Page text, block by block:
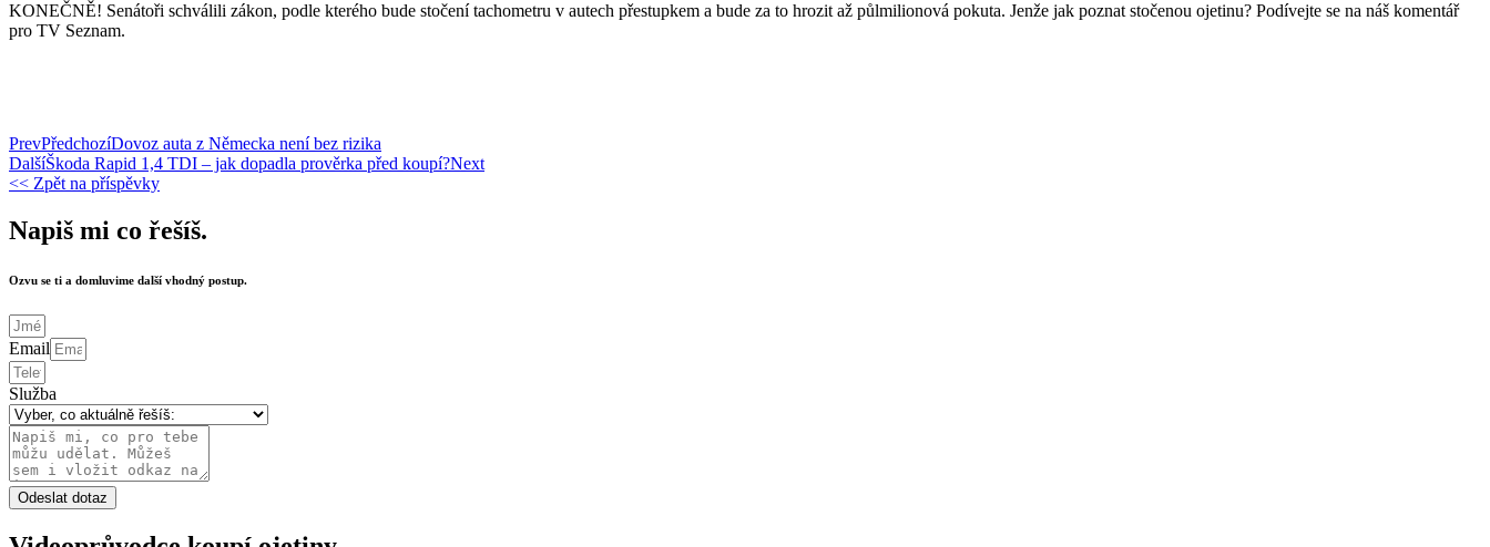
KONEČNĚ! Senátoři schválili zákon, podle kterého bude stočení tachometru v autech přestupkem a bude za to hrozit až půlmilionová pokuta. Jenže jak poznat stočenou ojetinu? Podívejte se na náš komentář
pro TV Seznam.
PrevPředchozíDovoz auta z Německa není bez rizika
DalšíŠkoda Rapid 1,4 TDI – jak dopadla prověrka před koupí?Next
<< Zpět na příspěvky
Napiš mi co řešíš.
Ozvu se ti a domluvime další vhodný postup.
Email
Služba
Odeslat dotaz